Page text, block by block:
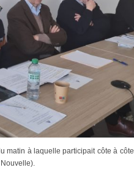
matin à laquelle participait côte à